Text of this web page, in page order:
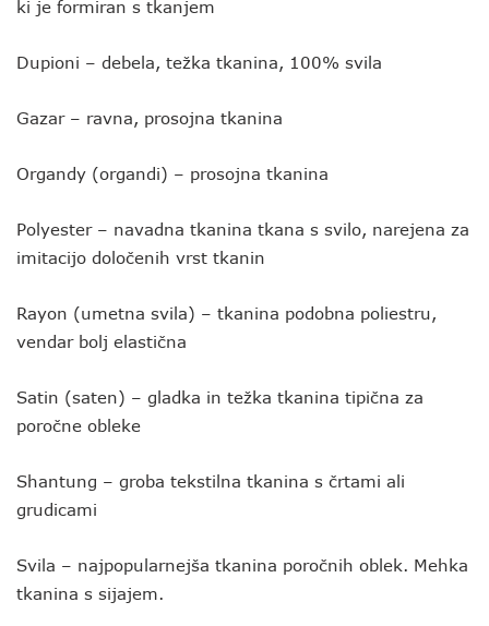
ki je formiran s tkanjem
Dupioni – debela, težka tkanina, 100% svila
Gazar – ravna, prosojna tkanina
Organdy (organdi) – prosojna tkanina
Polyester – navadna tkanina tkana s svilo, narejena za
imitacijo določenih vrst tkanin
Rayon (umetna svila) – tkanina podobna poliestru,
vendar bolj elastična
Satin (saten) – gladka in težka tkanina tipična za
poročne obleke
Shantung – groba tekstilna tkanina s črtami ali
grudicami
Svila – najpopularnejša tkanina poročnih oblek. Mehka
tkanina s sijajem.